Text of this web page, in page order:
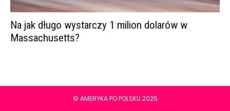
Na jak długo wystarczy 1 milion dolarów w
Massachusetts?
© AMERYKA PO POLSKU 2025